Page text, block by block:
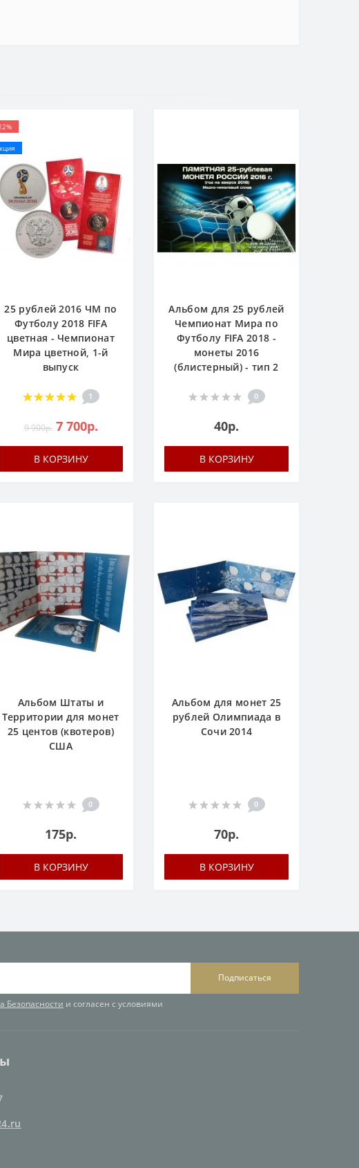
25 рублей 2016 ЧМ по
Футболу 2018 FIFA
цветная - Чемпионат
Мира цветной, 1-й
выпуск
1
9 900р. 7 700р.
В КОРЗИНУ
Альбом для 25 рублей
Чемпионат Мира по
Футболу FIFA 2018 -
монеты 2016
(блистерный) - тип 2
0
40р.
В КОРЗИНУ
Альбом Штаты и
Территории для монет
25 центов (квотеров)
США
0
175р.
В КОРЗИНУ
Альбом для монет 25
рублей Олимпиада в
Сочи 2014
0
70р.
В КОРЗИНУ
Подписаться
Безопасности и согласен с условиями